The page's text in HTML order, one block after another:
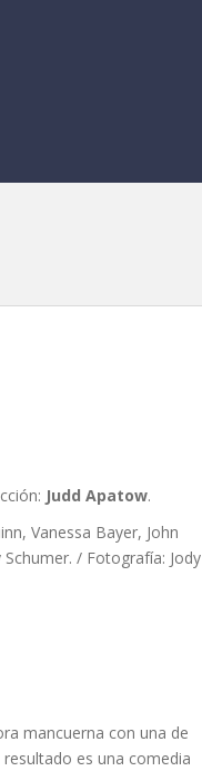
Judd Apatow.
Vanessa Bayer, John
Schumer. / Fotografía: Jody
mancuerna con una de
es una comedia